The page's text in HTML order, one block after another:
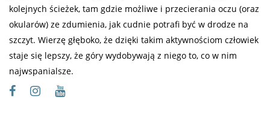
kolejnych ścieżek, tam gdzie możliwe i przecierania oczu (oraz
okularów) ze zdumienia, jak cudnie potrafi być w drodze na
szczyt. Wierzę głęboko, że dzięki takim aktywnościom człowiek
staje się lepszy, że góry wydobywają z niego to, co w nim
najwspanialsze.